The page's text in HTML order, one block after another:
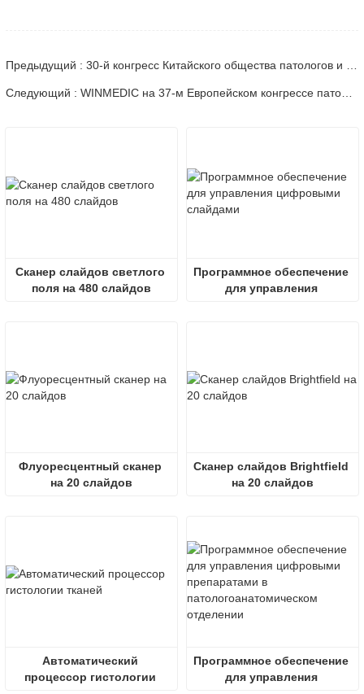
Сканер слайдов светлого
поля на 480 слайдов
Программное обеспечение
для управления
Флуоресцентный сканер
на 20 слайдов
Сканер слайдов Brightfield
на 20 слайдов
Автоматический
процессор гистологии
Программное обеспечение
для управления